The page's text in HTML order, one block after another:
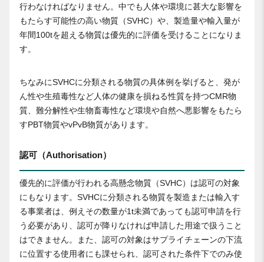
行わなければなりません。中でも人体や環境に甚大な影響を
もたらす可能性の高い物質（SVHC）や、製造量や輸入量が
年間100tを超える物質は優先的に評価を受けることになりま
す。
ちなみにSVHCに分類される物質の具体例を挙げると、発が
ん性や生殖毒性など人体の健康を損ねる性質を持つCMR物
質、難分解性や生物畜毒性など環境や自然へ悪影響をもたら
すPBT物質やvPvB物質があります。
認可（Authorisation）
優先的に評価が行われる高懸念物質（SVHC）は認可の対象
にもなります。SVHCに分類される物質を製造または輸入す
る事業者は、例えその数量が1t未満であっても認可申請を行
う必要があり、認可が降りなければ申請した用途で扱うこと
はできません。また、認可の対象はサプライチェーンの下流
に位置する使用者にも課せられ、認可された条件下でのみ使